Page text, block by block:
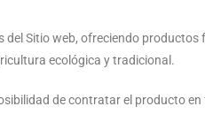
del Sitio web, ofreciendo
ecológica y tradicional.
de contratar el producto